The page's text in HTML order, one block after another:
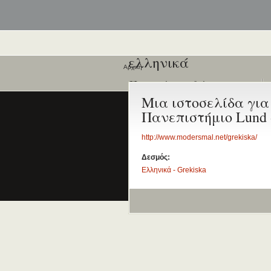
ελληνικά
Μια ιστοσελίδα
Πανεπιστήμιο
http://www.modersmal.net/grekiska/
Δεσμός:
Ελληνικά - Grekiska
Αρχική
Ποιοι είναι εδώ
Είναι εδώ αυτή τη στιγμή0 χρήστες
0 επισκέπτες.